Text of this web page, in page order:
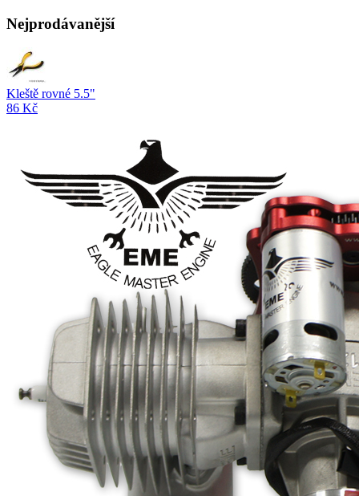
Nejprodávanější
Kleště rovné 5.5"
86 Kč